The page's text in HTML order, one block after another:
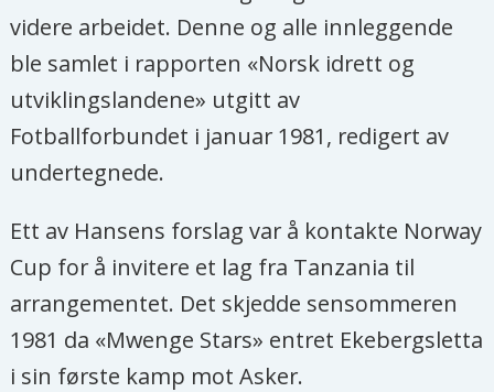
videre arbeidet. Denne og alle innleggende
ble samlet i rapporten «Norsk idrett og
utviklingslandene» utgitt av
Fotballforbundet i januar 1981, redigert av
undertegnede.
Ett av Hansens forslag var å kontakte Norway
Cup for å invitere et lag fra Tanzania til
arrangementet. Det skjedde sensommeren
1981 da «Mwenge Stars» entret Ekebergsletta
i sin første kamp mot Asker.